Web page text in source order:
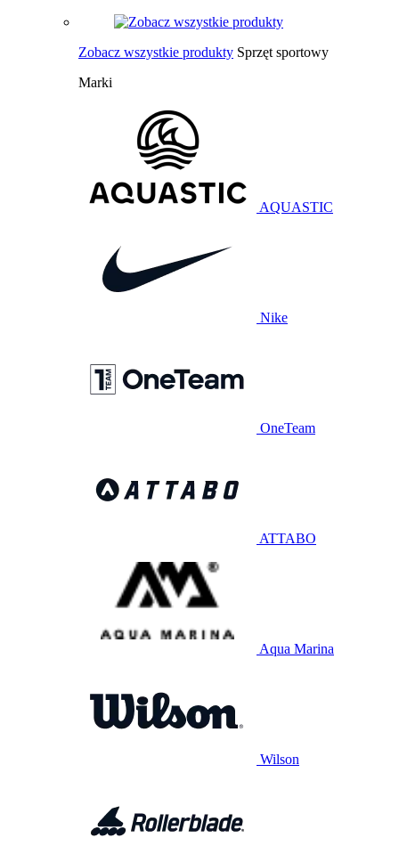
Zobacz wszystkie produkty Sprzęt sportowy
Marki
AQUASTIC
Nike
OneTeam
ATTABO
Aqua Marina
Wilson